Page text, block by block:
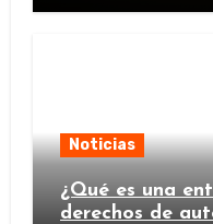
Noticias
¿Qué es una
derechos de